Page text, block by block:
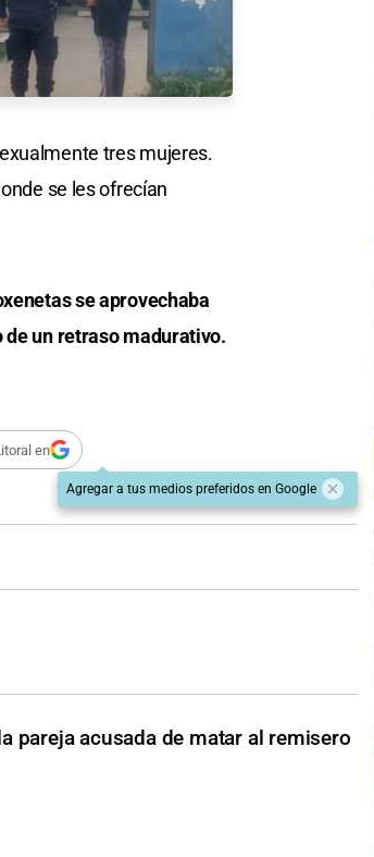
tres mujeres.
se les ofrecían
se aprovechaba
de un retraso madurativo.
en
Agregar a tus medios preferidos en Google
pareja acusada de matar al remisero